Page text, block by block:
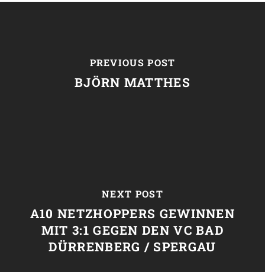
PREVIOUS POST
BJÖRN MATTHES
NEXT POST
A10 NETZHOPPERS GEWINNEN
MIT 3:1 GEGEN DEN VC BAD
DÜRRENBERG / SPERGAU